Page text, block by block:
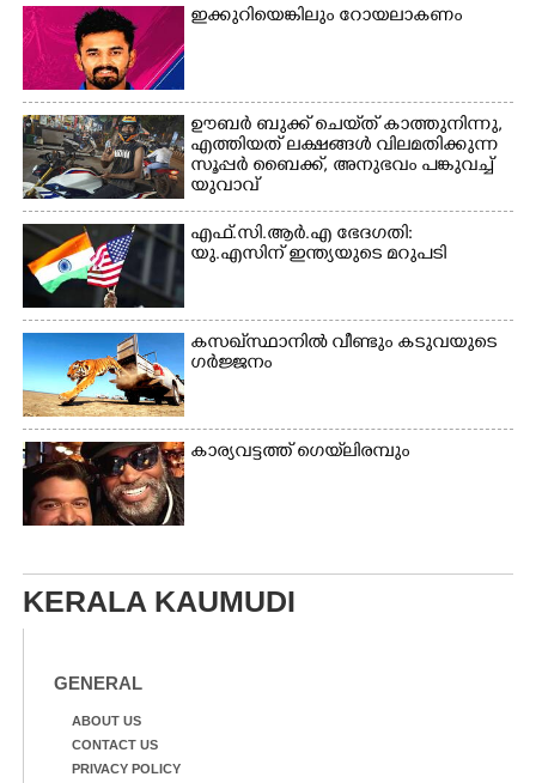
ഇക്കുറിയെങ്കിലും റോയലാകണം
ഊബർ ബുക്ക് ചെയ്‌ത് കാത്തുനിന്നു,​
എത്തിയത് ലക്ഷങ്ങൾ വിലമതിക്കുന്ന
സൂപ്പർ ബൈക്ക്,​ അനുഭവം പങ്കുവച്ച്
യുവാവ്
എഫ്.സി.ആർ.എ ഭേദഗതി:
യു.എസിന് ഇന്ത്യയുടെ മറുപടി
കസഖ്‌സ്ഥാനിൽ വീണ്ടും കടുവയുടെ
ഗർജ്ജനം
കാര്യവട്ടത്ത് ഗെയ്‌ലിരമ്പും
KERALA KAUMUDI
GENERAL
ABOUT US
CONTACT US
PRIVACY POLICY